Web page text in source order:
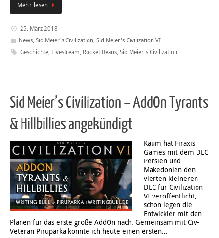
Mehr lesen
25. März 2018
News, Sid Meier's Civilization, Sid Meier's Civilization VI
Geschichte, Livestream, Rocket Beans, Sid Meier's Civilization
Sid Meier’s Civilization – AddOn Tyrants
& Hillbillies angekündigt
Kaum hat Firaxis
Games mit dem DLC
Persien und
Makedonien den
vierten kleineren
DLC für Civilization
VI veröffentlicht,
schon legen die
Entwickler mit den
Plänen für das erste große AddOn nach. Gemeinsam mit Civ-
Veteran Piruparka konnte ich heute einen ersten…